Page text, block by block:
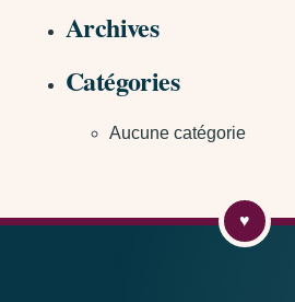
Archives
Catégories
Aucune catégorie